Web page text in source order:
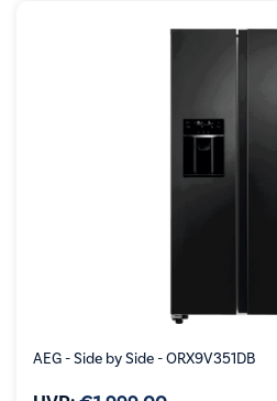
AEG - Side by Side - ORX9V351DB